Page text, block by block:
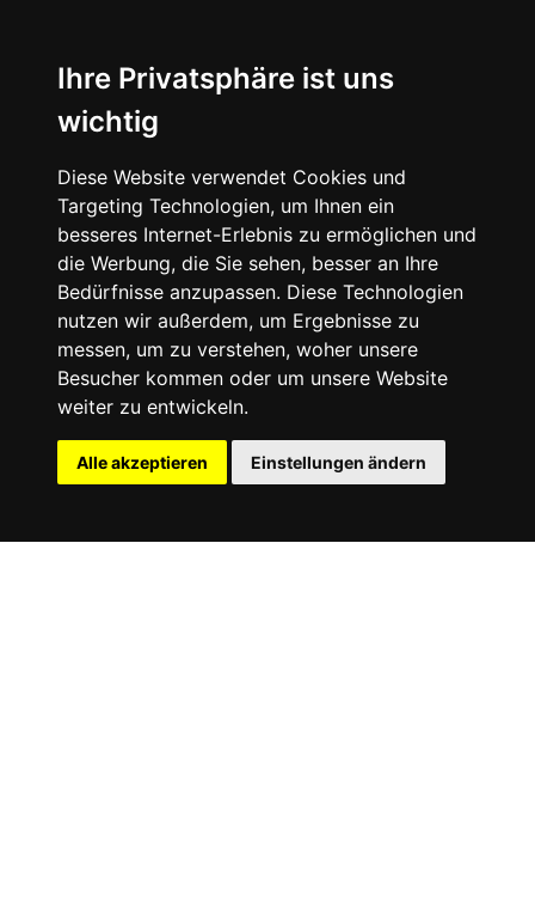
Ihre Privatsphäre ist uns
wichtig
Diese Website verwendet Cookies und
Targeting Technologien, um Ihnen ein
besseres Internet-Erlebnis zu ermöglichen und
die Werbung, die Sie sehen, besser an Ihre
Bedürfnisse anzupassen. Diese Technologien
nutzen wir außerdem, um Ergebnisse zu
messen, um zu verstehen, woher unsere
Besucher kommen oder um unsere Website
weiter zu entwickeln.
Alle akzeptieren Einstellungen ändern
Europa
Afrika
Asien
Nordamerika
Südamerika
Ozeanien
Reisetipps
Themenreisen